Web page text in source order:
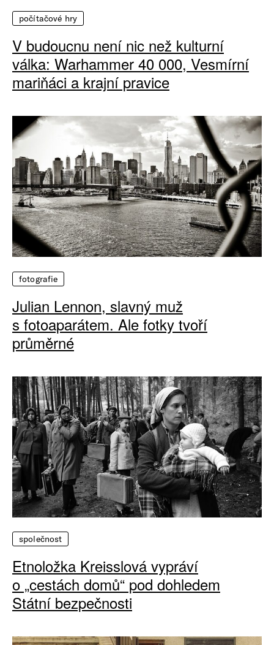
počítačové hry
V budoucnu není nic než kulturní
válka: Warhammer 40 000, Vesmírní
mariňáci a krajní pravice
fotografie
Julian Lennon, slavný muž
s fotoaparátem. Ale fotky tvoří
průměrné
společnost
Etnoložka Kreisslová vypráví
o „cestách domů“ pod dohledem
Státní bezpečnosti